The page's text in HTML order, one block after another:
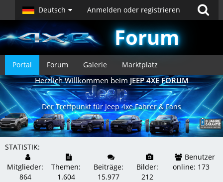
Deutsch Anmelden oder registrieren
Forum
Portal Forum Galerie Marktplatz
Herzlich Willkommen beim JEEP 4XE FORUM
Der Treffpunkt für Jeep 4xe Fahrer & Fans
STATISTIK:
Mitglieder:
864
Themen:
1.604
Beiträge:
15.977
Bilder:
212
Benutzer
online: 173